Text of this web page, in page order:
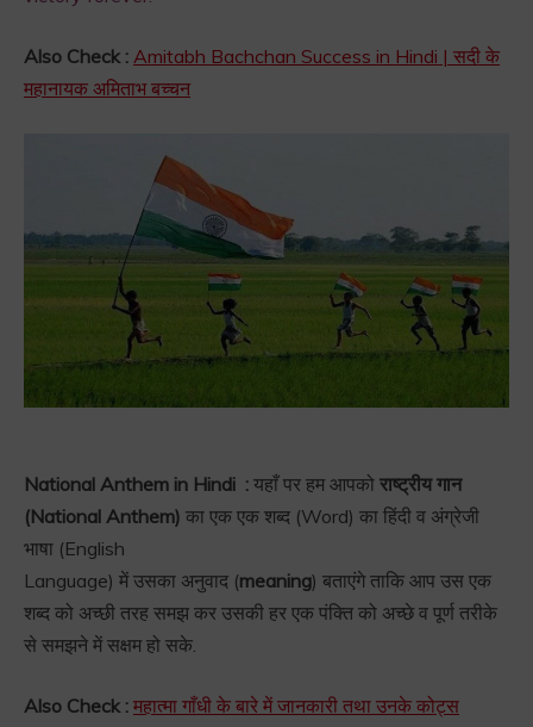
Also Check : Amitabh Bachchan Success in Hindi | सदी के
महानायक अमिताभ बच्चन
National Anthem in Hindi : यहाँ पर हम आपको राष्ट्रीय गान
(National Anthem) का एक एक शब्द (Word) का हिंदी व अंग्रेजी
भाषा (English
Language) में उसका अनुवाद (meaning) बताएंगे ताकि आप उस एक
शब्द को अच्छी तरह समझ कर उसकी हर एक पंक्ति को अच्छे व पूर्ण तरीके
से समझने में सक्षम हो सके.
Also Check : महात्मा गाँधी के बारे में जानकारी तथा उनके कोट्स